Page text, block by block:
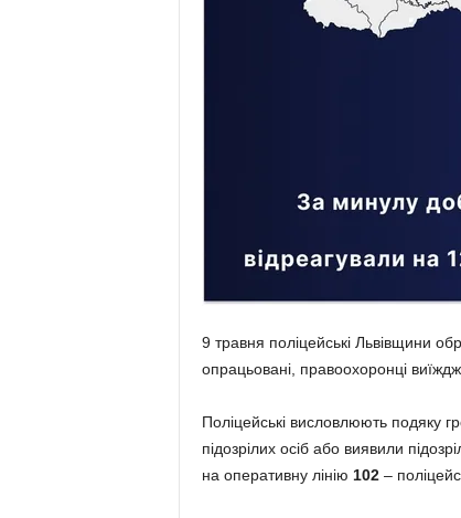
9 травня поліцейські Львівщини
опрацьовані, правоохоронці
Поліцейські висловлюють подяку
підозрілих осіб або виявили
на оперативну лінію 102–